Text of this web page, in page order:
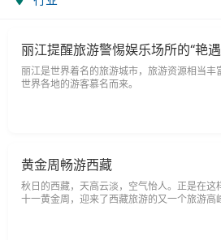
丽江提醒旅游警惕娱乐场所的“艳
丽江是世界着名的旅游城市，旅游资源相当丰
世界各地的游客慕名而来。
黄金周畅游西藏
秋日的西藏，天高云淡，空气怡人。正是在这
十一黄金周，迎来了西藏旅游的又一个旅游高
游的国内外游客数量持续攀升，旅游行业及